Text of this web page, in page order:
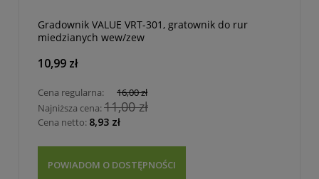
Gradownik VALUE VRT-301, gratownik do rur
miedzianych wew/zew
10,99 zł
Cena regularna:
16,00 zł
Najniższa cena:11,00 zł
Cena netto: 8,93 zł
POWIADOM O DOSTĘPNOŚCI